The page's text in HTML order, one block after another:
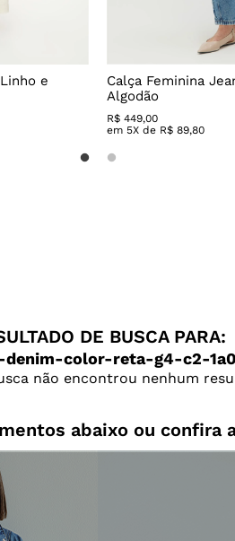
e
Calça Feminina
Algodão
R$ 449,00
em 5X de R$ 89,80
DE BUSCA PARA:
color-reta-g4-c2-
não encontrou nenhum
abaixo ou confira